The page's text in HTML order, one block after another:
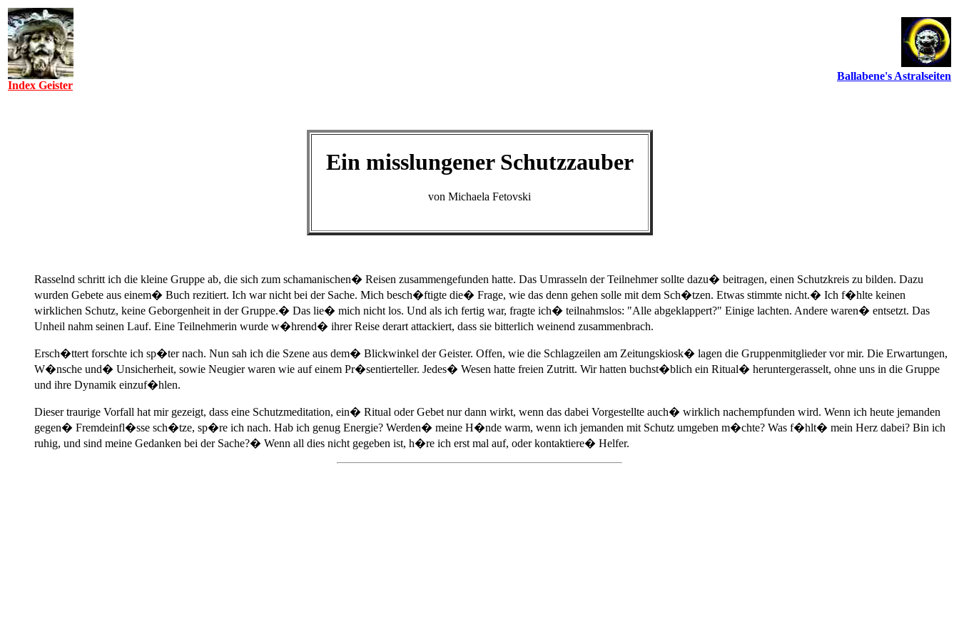
Index Geister
Ballabene's Astralseiten
Ein misslungener Schutzzauber
von Michaela Fetovski
Rasselnd schritt ich die kleine Gruppe ab, die sich zum schamanischen� Reisen zusammengefunden hatte. Das Umrasseln der Teilnehmer sollte dazu� beitragen, einen Schutzkreis zu bilden. Dazu
wurden Gebete aus einem� Buch rezitiert. Ich war nicht bei der Sache. Mich besch�ftigte die� Frage, wie das denn gehen solle mit dem Sch�tzen. Etwas stimmte nicht.� Ich f�hlte keinen
wirklichen Schutz, keine Geborgenheit in der Gruppe.� Das lie� mich nicht los. Und als ich fertig war, fragte ich� teilnahmslos: "Alle abgeklappert?" Einige lachten. Andere waren� entsetzt. Das
Unheil nahm seinen Lauf. Eine Teilnehmerin wurde w�hrend� ihrer Reise derart attackiert, dass sie bitterlich weinend zusammenbrach.
Ersch�ttert forschte ich sp�ter nach. Nun sah ich die Szene aus dem� Blickwinkel der Geister. Offen, wie die Schlagzeilen am Zeitungskiosk� lagen die Gruppenmitglieder vor mir. Die Erwartungen,
W�nsche und� Unsicherheit, sowie Neugier waren wie auf einem Pr�sentierteller. Jedes� Wesen hatte freien Zutritt. Wir hatten buchst�blich ein Ritual� heruntergerasselt, ohne uns in die Gruppe
und ihre Dynamik einzuf�hlen.
Dieser traurige Vorfall hat mir gezeigt, dass eine Schutzmeditation, ein� Ritual oder Gebet nur dann wirkt, wenn das dabei Vorgestellte auch� wirklich nachempfunden wird. Wenn ich heute jemanden
gegen� Fremdeinfl�sse sch�tze, sp�re ich nach. Hab ich genug Energie? Werden� meine H�nde warm, wenn ich jemanden mit Schutz umgeben m�chte? Was f�hlt� mein Herz dabei? Bin ich
ruhig, und sind meine Gedanken bei der Sache?� Wenn all dies nicht gegeben ist, h�re ich erst mal auf, oder kontaktiere� Helfer.